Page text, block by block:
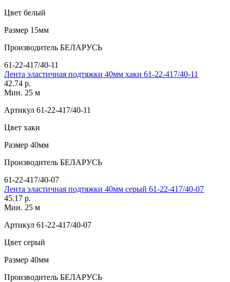
Цвет белый
Размер 15мм
Производитель БЕЛАРУСЬ
61-22-417/40-11
Лента эластичная подтяжки 40мм хаки 61-22-417/40-11
42.74 р.
Мин. 25 м
Артикул 61-22-417/40-11
Цвет хаки
Размер 40мм
Производитель БЕЛАРУСЬ
61-22-417/40-07
Лента эластичная подтяжки 40мм серый 61-22-417/40-07
45.17 р.
Мин. 25 м
Артикул 61-22-417/40-07
Цвет серый
Размер 40мм
Производитель БЕЛАРУСЬ